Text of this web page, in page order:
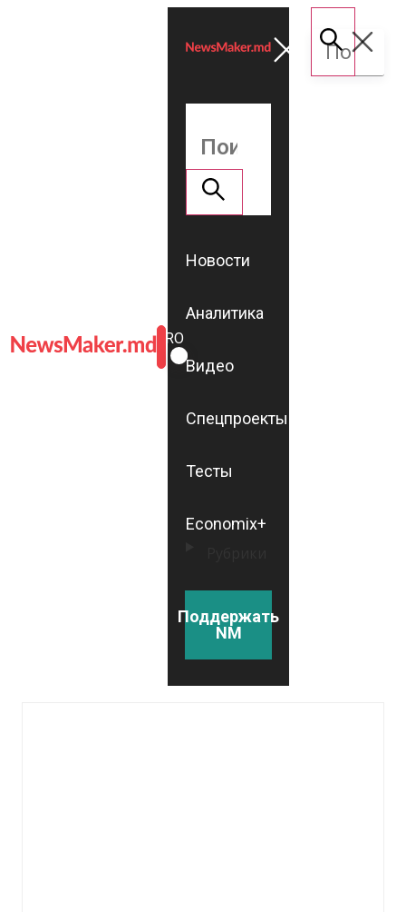
ROMÂNĂ
RU
Новости
Аналитика
Видео
Спецпроекты
Тесты
Economix+
Поддержать
NM